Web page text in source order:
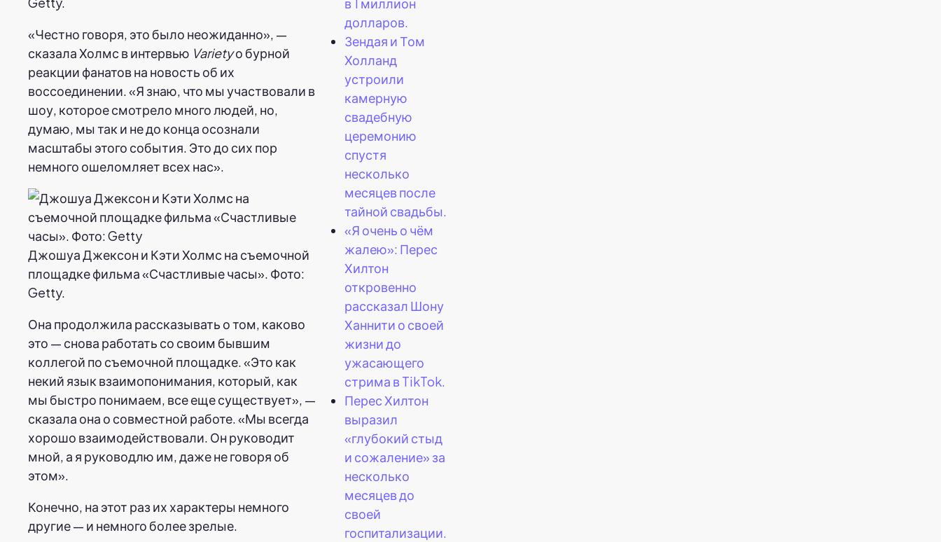
«Честно говоря, это было неожиданно», —
сказала Холмс в интервью Varietyо бурной
реакции фанатов на новость об их
воссоединении. «Я знаю, что мы участвовали в
шоу, которое смотрело много людей, но,
думаю, мы так и не до конца осознали
масштабы этого события. Это до сих пор
немного ошеломляет всех нас».
Джошуа Джексон и Кэти Холмс на съемочной
площадке фильма «Счастливые часы». Фото:
Getty.
Она продолжила рассказывать о том, каково
это — снова работать со своим бывшим
коллегой по съемочной площадке. «Это как
некий язык взаимопонимания, который, как
мы быстро понимаем, все еще существует», —
сказала она о совместной работе. «Мы всегда
хорошо взаимодействовали. Он руководит
мной, а я руководлю им, даже не говоря об
этом».
Конечно, на этот раз их характеры немного
другие — и немного более зрелые.
долларов.
Зендая и Том
Холланд
устроили
камерную
свадебную
церемонию
спустя
несколько
месяцев после
тайной свадьбы.
«Я очень о чём
жалею»: Перес
Хилтон
откровенно
рассказал Шону
Ханнити о своей
жизни до
ужасающего
стрима в TikTok.
Перес Хилтон
выразил
«глубокий стыд
и сожаление» за
несколько
месяцев до
своей
госпитализации.